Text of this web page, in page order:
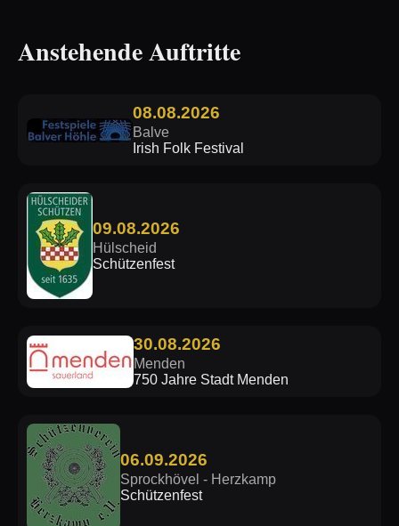
Anstehende Auftritte
08.08.2026
Balve
Irish Folk Festival
09.08.2026
Hülscheid
Schützenfest
30.08.2026
Menden
750 Jahre Stadt Menden
06.09.2026
Sprockhövel - Herzkamp
Schützenfest